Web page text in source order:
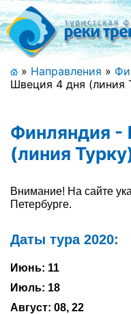
Меню
+7 (911) 182-
Адрес офиса,
Полная версия
Главная
Праздничные туры
Страны и
Поиск тура
» Направления »
Швеция 4 дня (линия
Финляндия -
(линия
Внимание! На сайте
Петербурге.
Даты тура 2020:
Июнь: 11
Июль: 18
Август: 08, 22